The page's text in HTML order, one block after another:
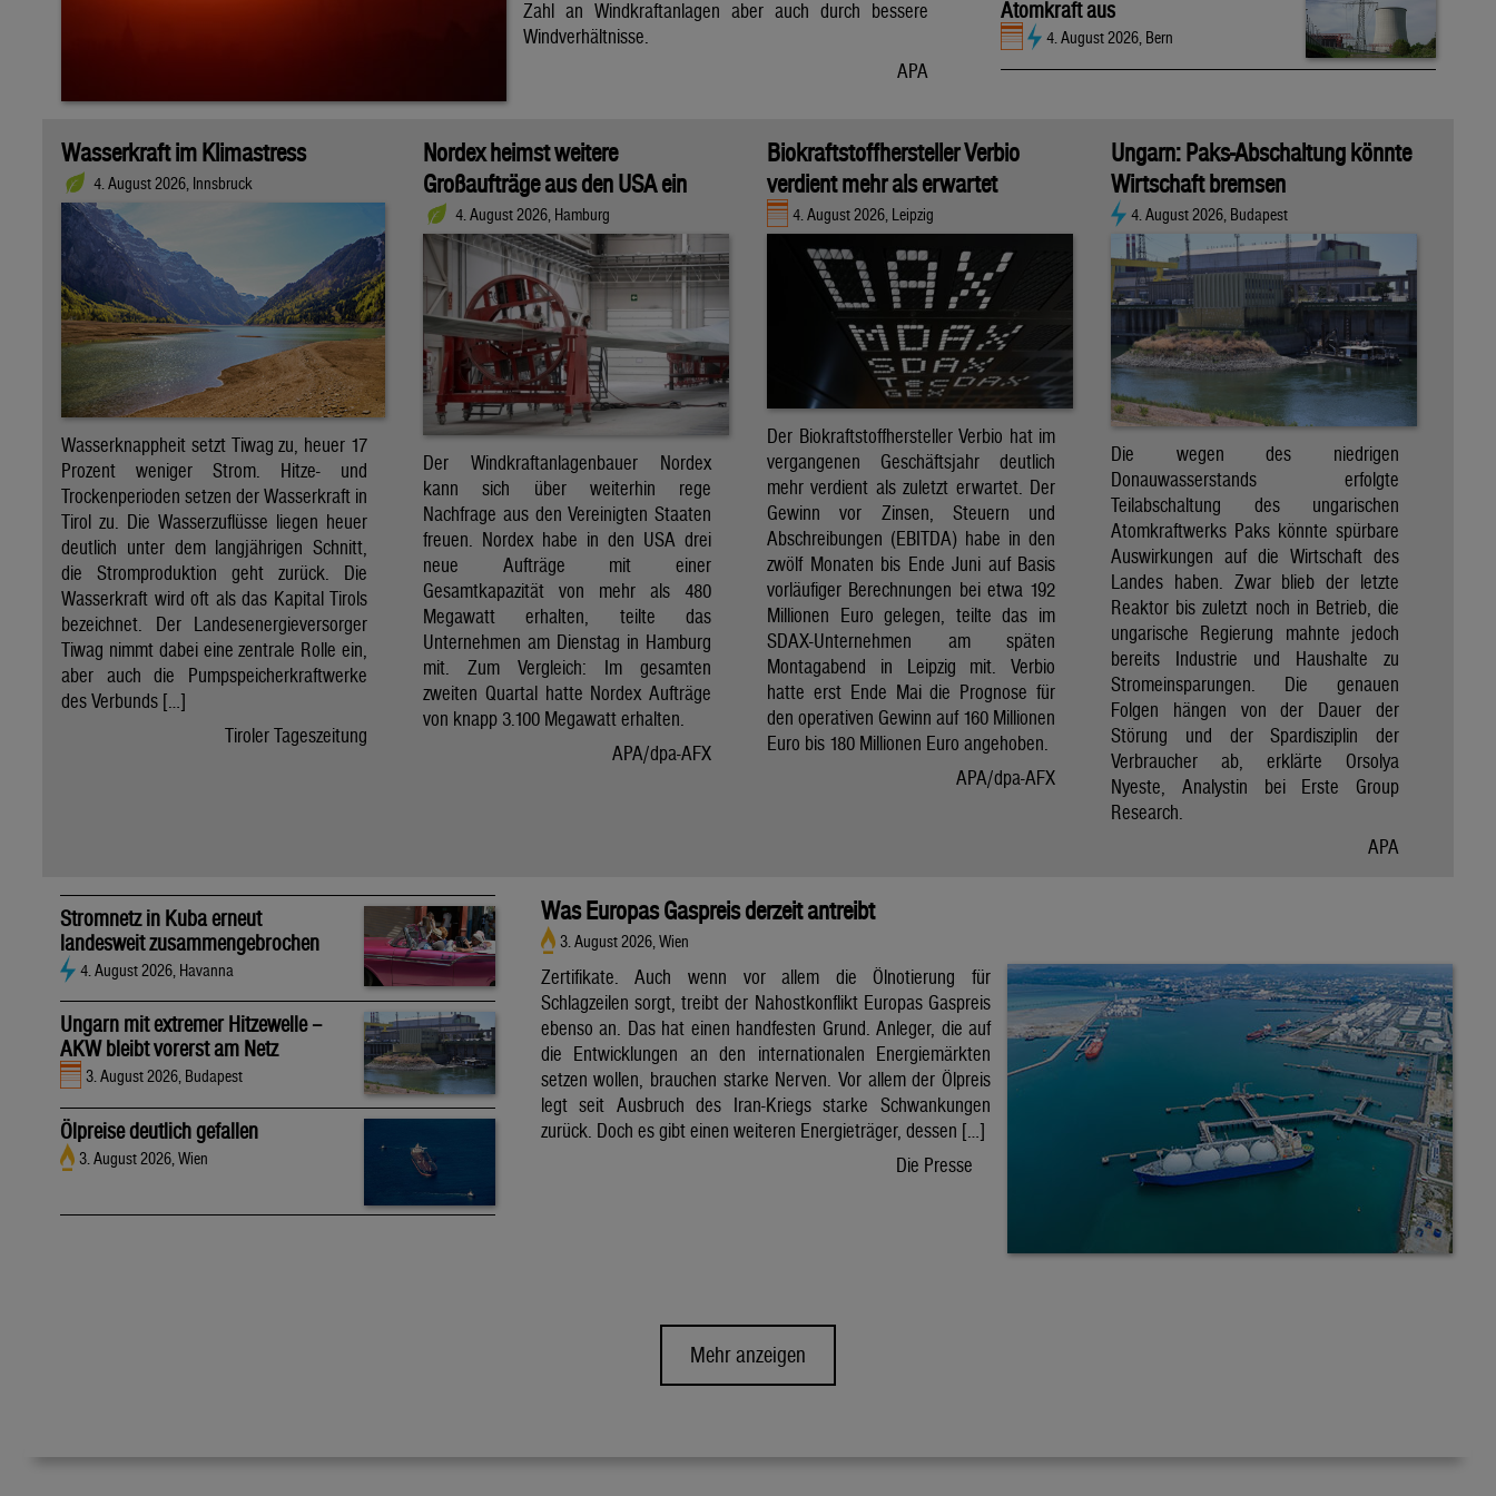
Zahl an Windkraftanlagen aber auch durch bessere
Windverhältnisse.
APA
Atomkraft aus
4. August 2026, Bern
Wasserkraft im Klimastress
4. August 2026, Innsbruck
Wasserknappheit setzt Tiwag zu, heuer 17
Prozent weniger Strom. Hitze- und
Trockenperioden setzen der Wasserkraft in
Tirol zu. Die Wasserzuflüsse liegen heuer
deutlich unter dem langjährigen Schnitt,
die Stromproduktion geht zurück. Die
Wasserkraft wird oft als das Kapital Tirols
bezeichnet. Der Landesenergieversorger
Tiwag nimmt dabei eine zentrale Rolle ein,
aber auch die Pumpspeicherkraftwerke
des Verbunds […]
Tiroler Tageszeitung
Nordex heimst weitere
Großaufträge aus den USA ein
4. August 2026, Hamburg
Der Windkraftanlagenbauer Nordex
kann sich über weiterhin rege
Nachfrage aus den Vereinigten Staaten
freuen. Nordex habe in den USA drei
neue Aufträge mit einer
Gesamtkapazität von mehr als 480
Megawatt erhalten, teilte das
Unternehmen am Dienstag in Hamburg
mit. Zum Vergleich: Im gesamten
zweiten Quartal hatte Nordex Aufträge
von knapp 3.100 Megawatt erhalten.
APA/dpa-AFX
Biokraftstoffhersteller Verbio
verdient mehr als erwartet
4. August 2026, Leipzig
Der Biokraftstoffhersteller Verbio hat im
vergangenen Geschäftsjahr deutlich
mehr verdient als zuletzt erwartet. Der
Gewinn vor Zinsen, Steuern und
Abschreibungen (EBITDA) habe in den
zwölf Monaten bis Ende Juni auf Basis
vorläufiger Berechnungen bei etwa 192
Millionen Euro gelegen, teilte das im
SDAX-Unternehmen am späten
Montagabend in Leipzig mit. Verbio
hatte erst Ende Mai die Prognose für
den operativen Gewinn auf 160 Millionen
Euro bis 180 Millionen Euro angehoben.
APA/dpa-AFX
Ungarn: Paks-Abschaltung könnte
Wirtschaft bremsen
4. August 2026, Budapest
Die wegen des niedrigen
Donauwasserstands erfolgte
Teilabschaltung des ungarischen
Atomkraftwerks Paks könnte spürbare
Auswirkungen auf die Wirtschaft des
Landes haben. Zwar blieb der letzte
Reaktor bis zuletzt noch in Betrieb, die
ungarische Regierung mahnte jedoch
bereits Industrie und Haushalte zu
Stromeinsparungen. Die genauen
Folgen hängen von der Dauer der
Störung und der Spardisziplin der
Verbraucher ab, erklärte Orsolya
Nyeste, Analystin bei Erste Group
Research.
APA
Stromnetz in Kuba erneut
landesweit zusammengebrochen
4. August 2026, Havanna
Ungarn mit extremer Hitzewelle –
AKW bleibt vorerst am Netz
3. August 2026, Budapest
Ölpreise deutlich gefallen
3. August 2026, Wien
Was Europas Gaspreis derzeit antreibt
3. August 2026, Wien
Zertifikate. Auch wenn vor allem die Ölnotierung für
Schlagzeilen sorgt, treibt der Nahostkonflikt Europas Gaspreis
ebenso an. Das hat einen handfesten Grund. Anleger, die auf
die Entwicklungen an den internationalen Energiemärkten
setzen wollen, brauchen starke Nerven. Vor allem der Ölpreis
legt seit Ausbruch des Iran-Kriegs starke Schwankungen
zurück. Doch es gibt einen weiteren Energieträger, dessen […]
Die Presse
Mehr anzeigen